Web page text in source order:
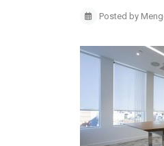
Posted by